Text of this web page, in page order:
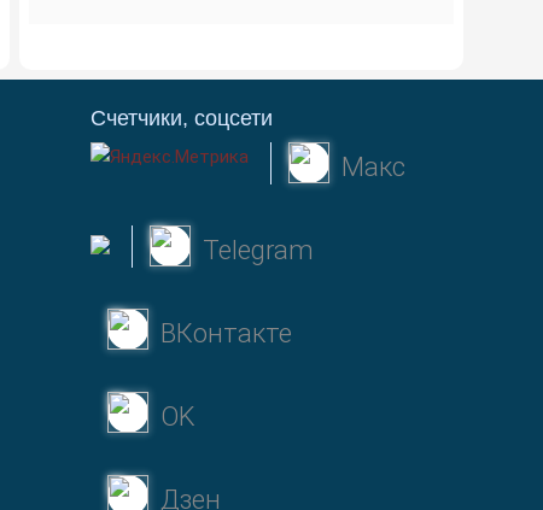
Счетчики, соцсети
Макс
Telegram
ВКонтакте
OK
Дзен